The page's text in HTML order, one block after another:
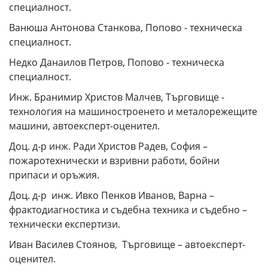
специалност.
Ванюша Антонова Станкова, Попово - техническа
специалност.
Недко Данаилов Петров, Попово - техническа
специалност.
Инж. Бранимир Христов Малчев, Търговище -
технология на машиностроенето и металорежещите
машини, автоексперт-оценител.
Доц. д-р инж. Ради Христов Радев, София –
пожаротехнически и взривни работи, бойни
припаси и оръжия.
Доц. д-р инж. Ивко Пенков Иванов, Варна –
фрактодиагностика и съдебна техника и съдебно –
технически експертизи.
Иван Василев Стоянов, Търговище – автоексперт-
оценител.